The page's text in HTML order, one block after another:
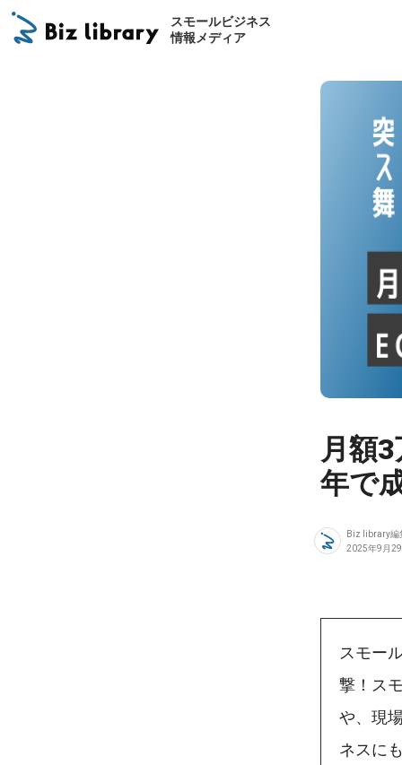
スモールビジネス
情報メディア
月額
年で
Biz library編
2025年9月29
スモー
撃！ス
や、現
ネスに